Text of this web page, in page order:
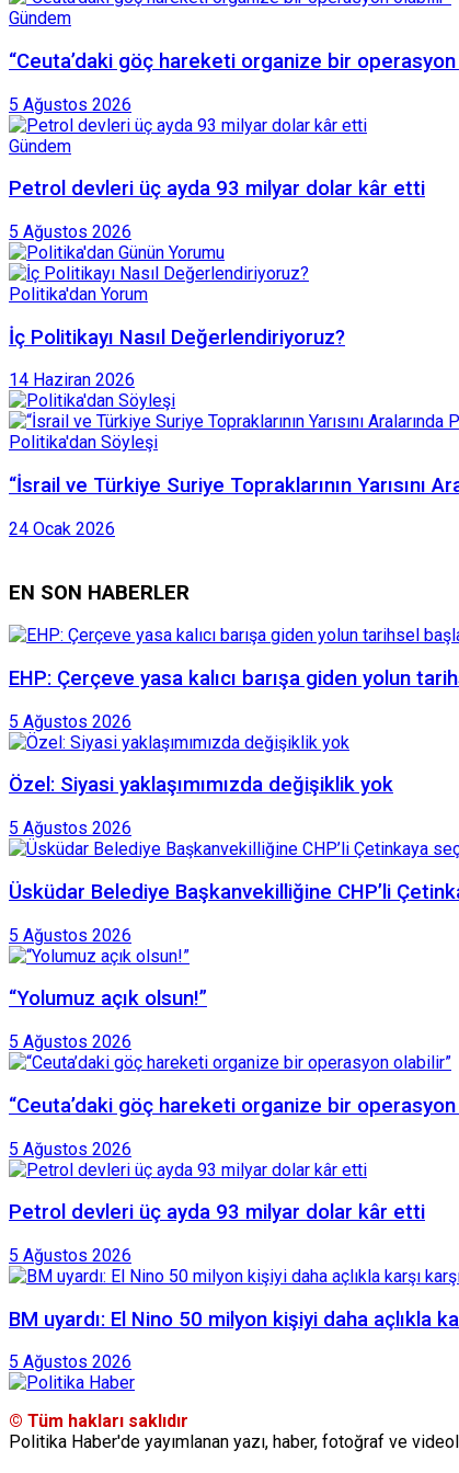
Gündem
“Ceuta’daki göç hareketi organize bir operasyon
5 Ağustos 2026
Gündem
Petrol devleri üç ayda 93 milyar dolar kâr etti
5 Ağustos 2026
Politika'dan Yorum
İç Politikayı Nasıl Değerlendiriyoruz?
14 Haziran 2026
Politika'dan Söyleşi
“İsrail ve Türkiye Suriye Topraklarının Yarısını
24 Ocak 2026
EN SON HABERLER
EHP: Çerçeve yasa kalıcı barışa giden yolun
5 Ağustos 2026
Özel: Siyasi yaklaşımımızda değişiklik yok
5 Ağustos 2026
Üsküdar Belediye Başkanvekilliğine CHP’li
5 Ağustos 2026
“Yolumuz açık olsun!”
5 Ağustos 2026
“Ceuta’daki göç hareketi organize bir operasyon
5 Ağustos 2026
Petrol devleri üç ayda 93 milyar dolar kâr etti
5 Ağustos 2026
BM uyardı: El Nino 50 milyon kişiyi daha açlıkla
5 Ağustos 2026
© Tüm hakları saklıdır
Politika Haber'de yayımlanan yazı, haber, fotoğraf ve